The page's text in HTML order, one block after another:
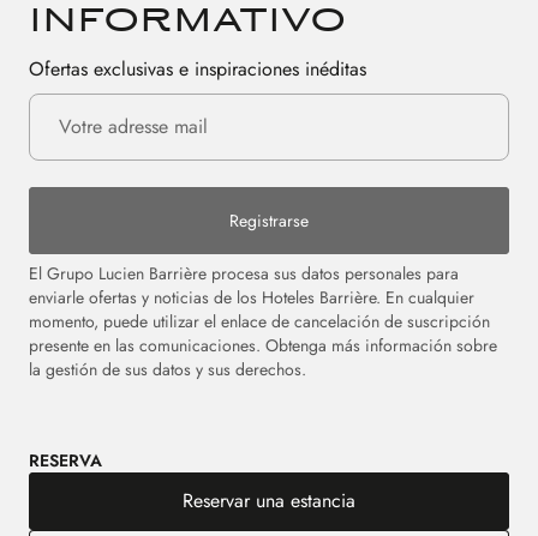
informativo
Ofertas exclusivas e inspiraciones inéditas
Registrarse
El Grupo Lucien Barrière procesa sus datos personales para
enviarle ofertas y noticias de los Hoteles Barrière. En cualquier
momento, puede utilizar el enlace de cancelación de suscripción
presente en las comunicaciones. Obtenga más información sobre
la gestión de sus datos y sus derechos.
RESERVA
Reservar una estancia